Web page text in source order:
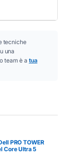
tecniche
una
team è a tua
PRO TOWER
Core Ultra 5